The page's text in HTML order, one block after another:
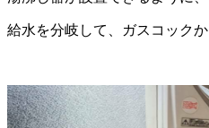
給水を分岐して、ガスコック